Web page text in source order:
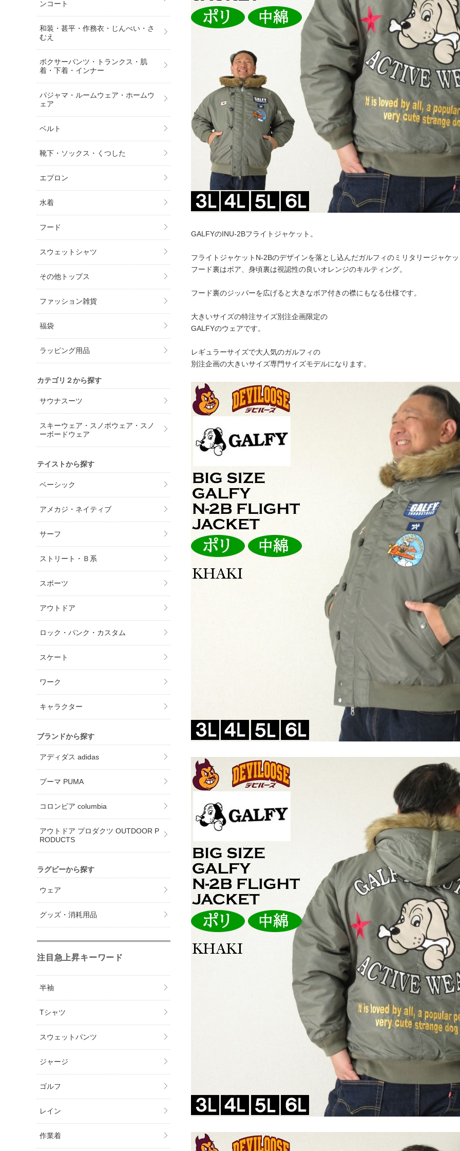
GALFYのINU-2Bフライトジャケット。
フライトジャケットN-2Bのデザインを落とし込んだガルフィのミリタリージャケ
フード裏はボア、身頃裏は視認性の良いオレンジのキルティング。
フード裏のジッパーを広げると大きなボア付きの襟にもなる仕様です。
大きいサイズの特注サイズ別注企画限定の
GALFYのウェアです。
レギュラーサイズで大人気のガルフィの
別注企画の大きいサイズ専門サイズモデルになります。
ンコート
和装・甚平・作務衣・じんべい・さ
むえ
ボクサーパンツ・トランクス・肌
着・下着・インナー
パジャマ・ルームウェア・ホームウ
ェア
ベルト
靴下・ソックス・くつした
エプロン
水着
フード
スウェットシャツ
その他トップス
ファッション雑貨
福袋
ラッピング用品
カテゴリ２から探す
サウナスーツ
スキーウェア・スノボウェア・スノ
ーボードウェア
テイストから探す
ベーシック
アメカジ・ネイティブ
サーフ
ストリート・Ｂ系
スポーツ
アウトドア
ロック・パンク・カスタム
スケート
ワーク
キャラクター
ブランドから探す
アディダス adidas
プーマ PUMA
コロンビア columbia
アウトドア プロダクツ OUTDOOR P
RODUCTS
ラグビーから探す
ウェア
グッズ・消耗用品
注目急上昇キーワード
半袖
Tシャツ
スウェットパンツ
ジャージ
ゴルフ
レイン
作業着